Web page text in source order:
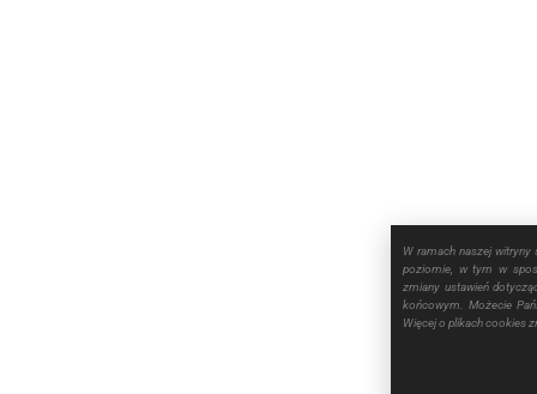
W ramach naszej witryny
poziomie, w tym w
zmiany ustawień
końcowym. Możecie
Więcej o plikach cookies